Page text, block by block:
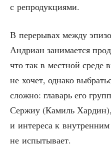
с репродукциями.
В пере­ры­вах меж­ду
Андри­ан зани­ма­ет­ся
что так в мест­ной сре­де
не хочет, одна­ко
слож­но: гла­варь его
Сер­жиу (Камиль
и инте­ре­са к
не испытывает.